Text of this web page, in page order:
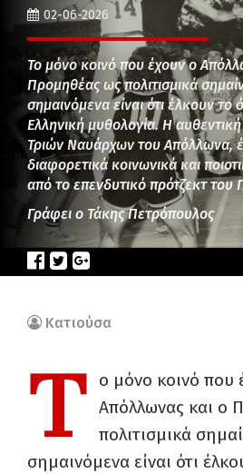
02-06-2026
Το μόνο κοινό που έχουν ο
Προμηθέας ως πολιτισμικά
σημαινόμενα είναι ότι έλκουν
Ελληνική μυθολογία. Η
Τριών Ναυάρχων του Απόλλωνα,
διαφορετικά κοινωνικά και
από το επενδυτικό πρότζεκτ του
Γράφει ο Τάκης Πετρόπουλος
Κατιούσα
Τ
ο μόνο κοινό που
Απόλλωνας και ο
πολιτισμικά
σημαινόμενα είναι ότι